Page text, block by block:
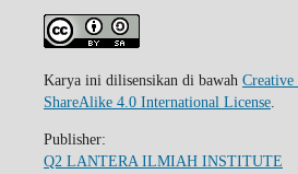
Karya ini dilisensikan di bawah
ShareAlike 4.0 International License.
Publisher:
Q2 LANTERA ILMIAH INSTITUTE